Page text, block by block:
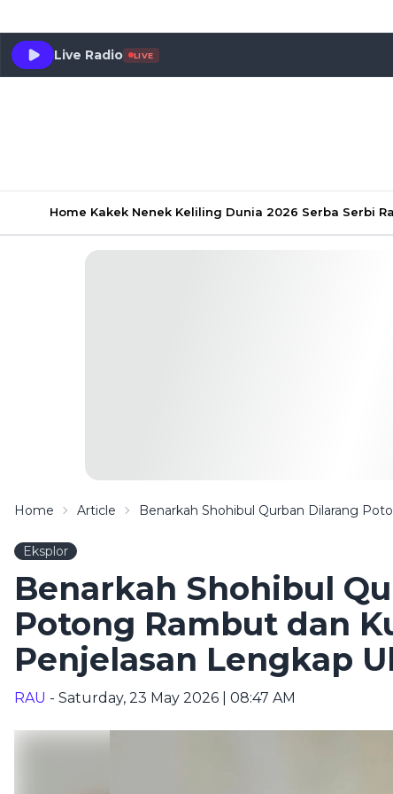
Live Radio LIVE
Home Kakek Nenek Keliling Dunia 2026 Serba Serbi
Home Article Benarkah Shohibul Qurban Dilarang
Eksplor
Benarkah Shohibul
Potong Rambut dan
Penjelasan Lengkap
RAU - Saturday, 23 May 2026 | 08:47 AM